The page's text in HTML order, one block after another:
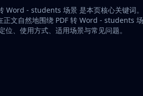
Word - students 场景 是本页核心关键词
正文自然地围绕 PDF 转 Word - students
位、使用方式、适用场景与常见问题。